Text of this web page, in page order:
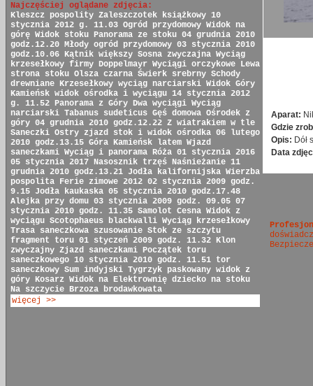
Najczęściej oglądane zdjęcia:
Kleszcz pospolity Zaleszczotek książkowy 10
stycznia 2012 g. 11.03 Ogród przydomowy Widok na
górę Widok stoku Panorama ze stoku 04 grudnia 2010
godz.12.20 Młody ogród przydomowy 03 stycznia 2010
godz.10.06 Kątnik większy Sosna zwyczajna Wyciąg
krzesełkowy firmy Doppelmayr Wyciągi orczykowe Lewa
strona stoku Olsza czarna Świerk srebrny Schody
drewniane Krzesełkowy wyciąg narciarski Widok Góry
Kamieńsk widok ośrodka i wyciągu 14 stycznia 2012
g. 11.52 Panorama z Góry Dwa wyciągi Wyciąg
narciarski Tabanus sudeticus Gęś domowa Ośrodek z
góry 04 grudnia 2010 godz.12.22 Z wiatrakiem w tle
Saneczki Ostry zjazd stok i widok ośrodka 06 lutego
2010 godz.13.15 Góra Kamieńsk latem Wjazd
saneczkami Wyciąg i panorama Róża 01 stycznia 2016
05 stycznia 2017 Nasosznik trzęś Naśnieżanie 11
grudnia 2010 godz.13.21 Jodła kalifornijska Wierzba
pospolita Ferie zimowe 2012 02 stycznia 2009 godz.
9.15 Jodła kaukaska 05 stycznia 2010 godz.17.48
Alejka przy domu 03 stycznia 2009 godz. 09.05 07
stycznia 2010 godz. 11.35 Samolot Cesna Widok z
wyciągu Scotophaeus blackwalli Wyciąg krzesełkowy
Trasa saneczkowa szusowanie Stok ze szczytu
fragment toru 01 styczeń 2009 godz. 11.32 Klon
zwyczajny Zjazd saneczkami Początek toru
saneczkowego 10 stycznia 2010 godz. 11.51 tor
saneczkowy Sum indyjski Tygrzyk paskowany widok z
góry Kosarz Widok na Elektrownię dziecko na stoku
Na szczycie Brzoza brodawkowata
więcej >>
Aparat:
Gdzie
Opis: Dół
Data